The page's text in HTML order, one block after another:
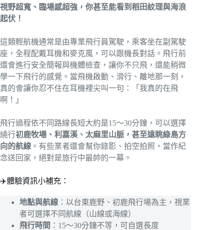
視野超寬、臨場感超強，你甚至能看到稻田紋理與海浪
起伏！
這類輕航機通常是由專業飛行員駕駛，乘客坐在副駕駛
座，全程配戴耳機和麥克風，可以跟機長對話。飛行前
還會進行安全簡報與機體檢查，讓你不只飛，還能稍微
學一下飛行的感覺。當飛機啟動、滑行、離地那一刻，
真的會讓你忍不住在耳機裡尖叫一句：「我真的在飛
啊！」
飛行過程依不同路線長短大約是15～30分鐘，可以選擇
繞行初鹿牧場、利嘉溪、太麻里山脈，甚至遠眺綠島方
向的航線 。有些業者還會幫你錄影、拍空拍照，當作紀
念送回家，絕對是旅行中最帥的一幕。
✈️體驗資訊小補充：
地點與航線 ：以台東鹿野、初鹿飛行場為主，視業
者可選擇不同航線（山線或海線）
飛行時間 ：15～30分鐘不等，可自選長度